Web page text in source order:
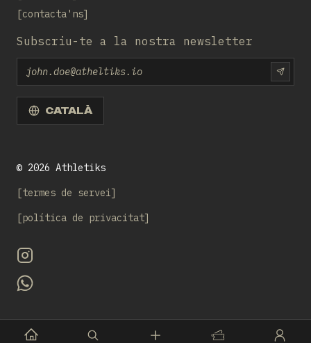
contacta'ns
Subscriu-te a la nostra newsletter
Email
CATALÀ
© 2026 Athletiks
termes de servei
política de privacitat